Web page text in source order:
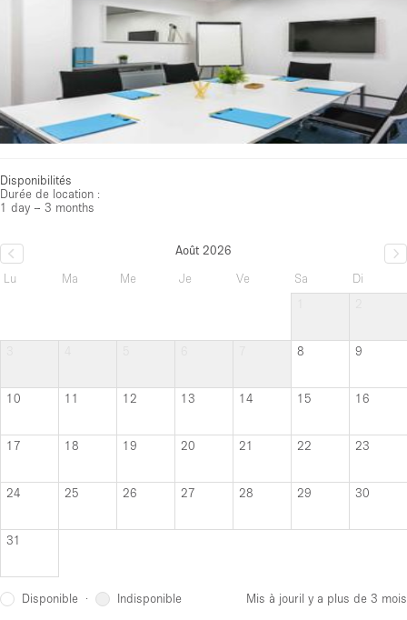
Disponibilités
Durée de location :
1 day – 3 months
Août 2026
Lu
Ma Me Je Ve Sa
Di
8 9
10 11 12 13 14 15 16
17 18 19 20 21 22 23
24 25 26 27 28 29 30
31
Disponible · Indisponible Mis à jouril y a plus de 3 mois